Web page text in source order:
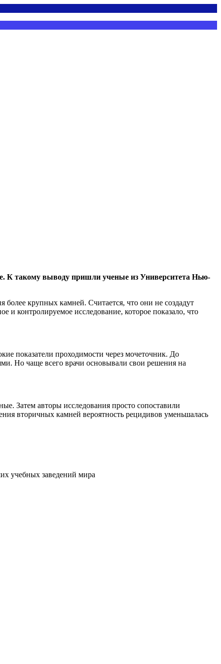
К такому выводу пришли ученые из Университета Нью-
более крупных камней. Считается, что они не создадут
контролируемое исследование, которое показало, что
показатели проходимости через мочеточник. До
Но чаще всего врачи основывали свои решения на
Затем авторы исследования просто сопоставили
вторичных камней вероятность рецидивов уменьшалась
учебных заведений мира